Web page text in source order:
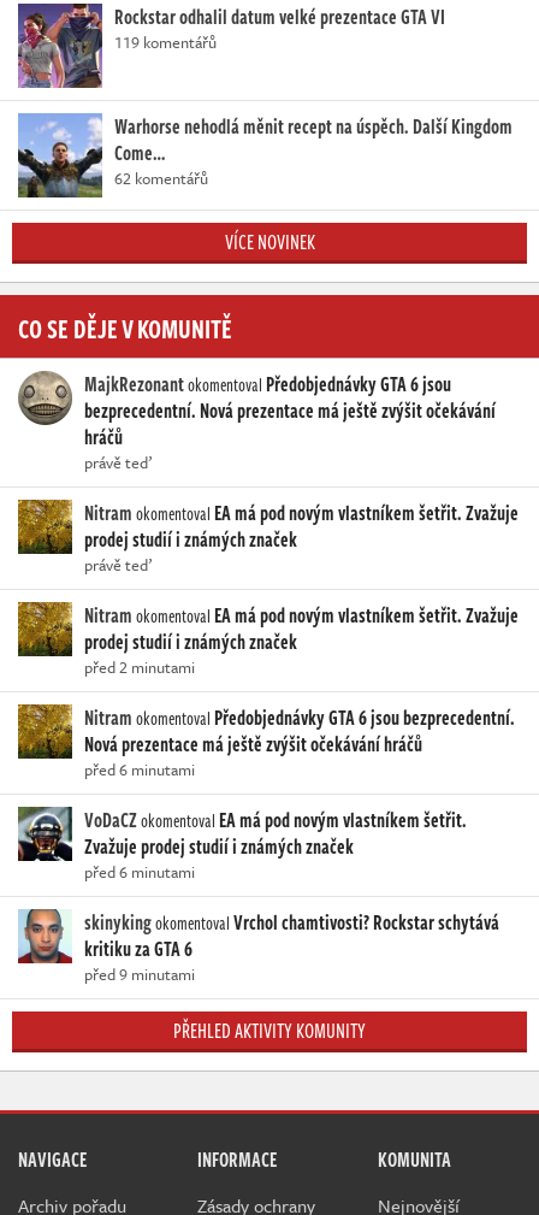
Rockstar odhalil datum velké prezentace GTA VI
119 komentářů
Warhorse nehodlá měnit recept na úspěch. Další Kingdom
Come…
62 komentářů
VÍCE NOVINEK
CO SE DĚJE V KOMUNITĚ
MajkRezonantokomentoval Předobjednávky GTA 6 jsou
bezprecedentní. Nová prezentace má ještě zvýšit očekávání
hráčů
právě teď
Nitramokomentoval EA má pod novým vlastníkem šetřit. Zvažuje
prodej studií i známých značek
právě teď
Nitramokomentoval EA má pod novým vlastníkem šetřit. Zvažuje
prodej studií i známých značek
před 2 minutami
Nitramokomentoval Předobjednávky GTA 6 jsou bezprecedentní.
Nová prezentace má ještě zvýšit očekávání hráčů
před 6 minutami
VoDaCZokomentoval EA má pod novým vlastníkem šetřit.
Zvažuje prodej studií i známých značek
před 6 minutami
skinykingokomentovalVrchol chamtivosti? Rockstar schytává
kritiku za GTA 6
před 9 minutami
PŘEHLED AKTIVITY KOMUNITY
NAVIGACE
Archiv pořadu
INFORMACE
Zásady ochrany
KOMUNITA
Nejnovější